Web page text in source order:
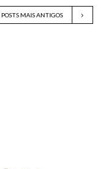
POSTS MAIS ANTIGOS